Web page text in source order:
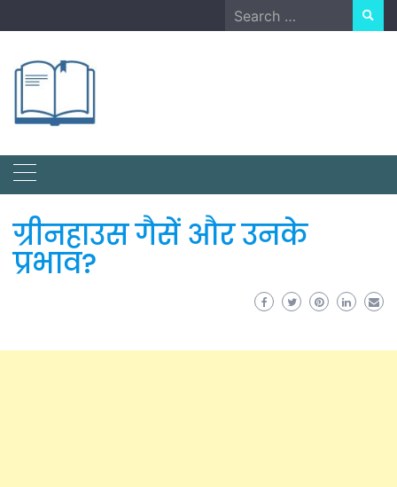
to
Search
for:
ग्रीनहाउस गैसें और उनके
प्रभाव?